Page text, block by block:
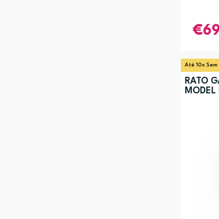
Até 10x Sem
RATO
MODEL